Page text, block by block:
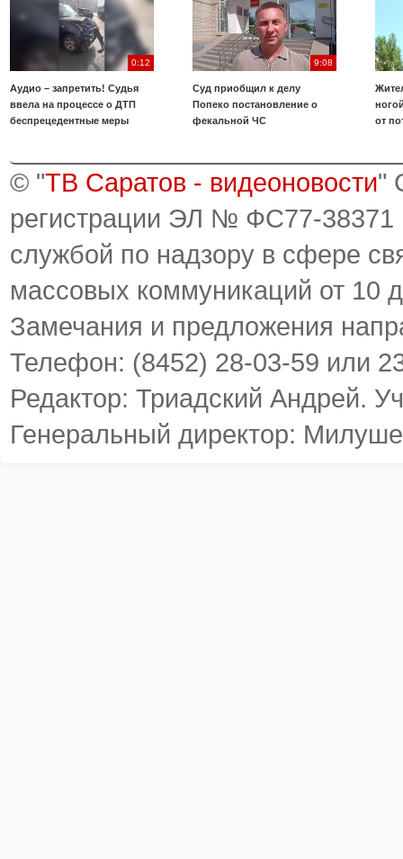
0:12
Аудио – запретить! Судья
ввела на процессе о ДТП
беспрецедентные меры
9:08
Суд приобщил к делу
Попеко постановление о
фекальной ЧС
от
© "ТВ Саратов - видеоновости"
регистрации ЭЛ № ФС77-38371
службой по надзору в сфере
массовых коммуникаций от 10
Замечания и предложения
Телефон: (8452) 28-03-59 или
Редактор: Триадский Андрей.
Генеральный директор: